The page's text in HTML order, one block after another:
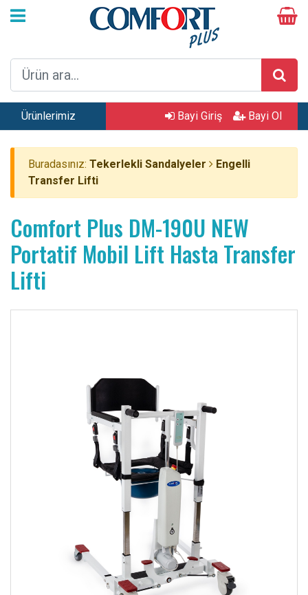
Ürünlerimiz Bayi Giriş Bayi Ol
Buradasınız: Tekerlekli Sandalyeler
Engelli
Transfer Lifti
Comfort Plus DM-190U NEW
Portatif Mobil Lift Hasta Transfer
Lifti